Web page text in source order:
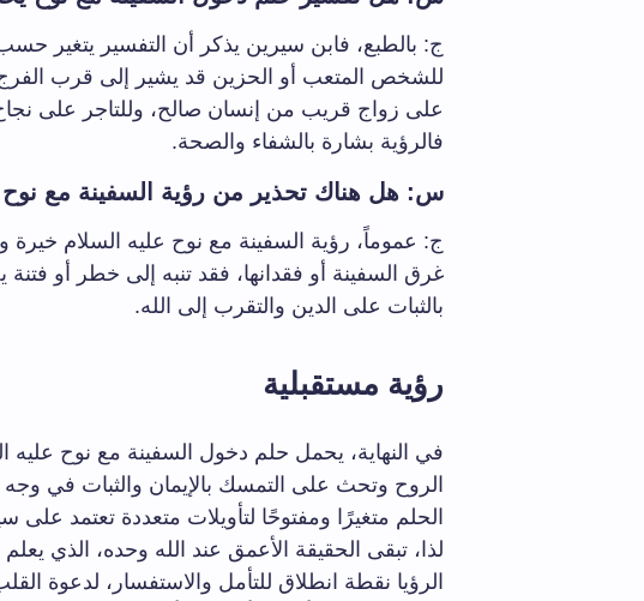
ج: بالطبع، فابن سيرين يذكر أن التفسير يتغير
للشخص المتعب أو الحزين قد يشير إلى قرب الفرج
على زواج قريب من إنسان صالح، وللتاجر على
فالرؤية بشارة بالشفاء والصحة.
س: هل هناك تحذير من رؤية السفينة مع نوح
ج: عموماً، رؤية السفينة مع نوح عليه السلام خيرة
غرق السفينة أو فقدانها، فقد تنبه إلى خطر أو فتنة
بالثبات على الدين والتقرب إلى الله.
رؤية مستقبلية
في النهاية، يحمل حلم دخول السفينة مع نوح عليه
الروح وتحث على التمسك بالإيمان والثبات في
الحلم متغيرًا ومفتوحًا لتأويلات متعددة تعتمد
لذا، تبقى الحقيقة الأعمق عند الله وحده، الذي
الرؤيا نقطة انطلاق للتأمل والاستفسار، لدعوة